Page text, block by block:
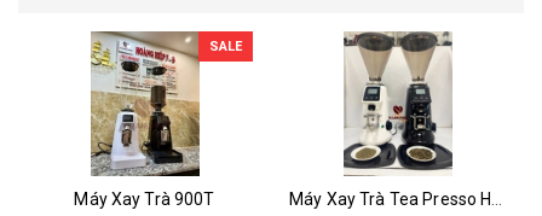
SALE
Máy Xay Trà 900T